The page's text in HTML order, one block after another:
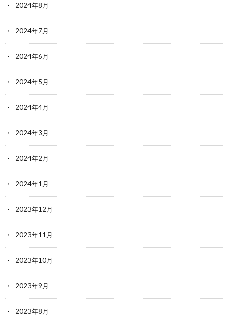
2024年8月
2024年7月
2024年6月
2024年5月
2024年4月
2024年3月
2024年2月
2024年1月
2023年12月
2023年11月
2023年10月
2023年9月
2023年8月